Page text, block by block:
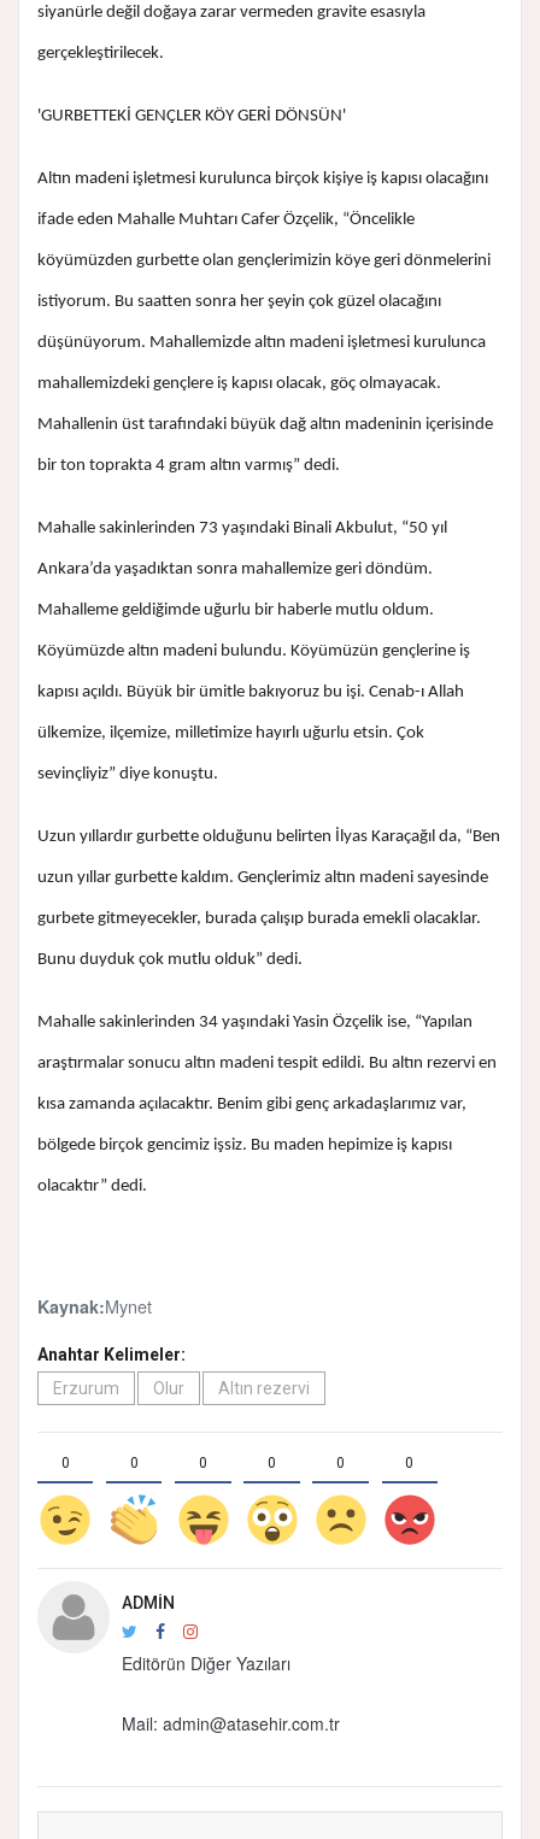
siyanürle değil doğaya zarar vermeden gravite esasıyla
gerçekleştirilecek.
'GURBETTEKİ GENÇLER KÖY GERİ DÖNSÜN'
Altın madeni işletmesi kurulunca birçok kişiye iş kapısı olacağını
ifade eden Mahalle Muhtarı Cafer Özçelik, “Öncelikle
köyümüzden gurbette olan gençlerimizin köye geri dönmelerini
istiyorum. Bu saatten sonra her şeyin çok güzel olacağını
düşünüyorum. Mahallemizde altın madeni işletmesi kurulunca
mahallemizdeki gençlere iş kapısı olacak, göç olmayacak.
Mahallenin üst tarafındaki büyük dağ altın madeninin içerisinde
bir ton toprakta 4 gram altın varmış” dedi.
Mahalle sakinlerinden 73 yaşındaki Binali Akbulut, “50 yıl
Ankara’da yaşadıktan sonra mahallemize geri döndüm.
Mahalleme geldiğimde uğurlu bir haberle mutlu oldum.
Köyümüzde altın madeni bulundu. Köyümüzün gençlerine iş
kapısı açıldı. Büyük bir ümitle bakıyoruz bu işi. Cenab-ı Allah
ülkemize, ilçemize, milletimize hayırlı uğurlu etsin. Çok
sevinçliyiz” diye konuştu.
Uzun yıllardır gurbette olduğunu belirten İlyas Karaçağıl da, “Ben
uzun yıllar gurbette kaldım. Gençlerimiz altın madeni sayesinde
gurbete gitmeyecekler, burada çalışıp burada emekli olacaklar.
Bunu duyduk çok mutlu olduk” dedi.
Mahalle sakinlerinden 34 yaşındaki Yasin Özçelik ise, “Yapılan
araştırmalar sonucu altın madeni tespit edildi. Bu altın rezervi en
kısa zamanda açılacaktır. Benim gibi genç arkadaşlarımız var,
bölgede birçok gencimiz işsiz. Bu maden hepimize iş kapısı
olacaktır” dedi.
Kaynak:Mynet
Anahtar Kelimeler:
Erzurum
Olur Altın rezervi
0 0 0 0 0 0
ADMIN
Editörün Diğer Yazıları
Mail: admin@atasehir.com.tr